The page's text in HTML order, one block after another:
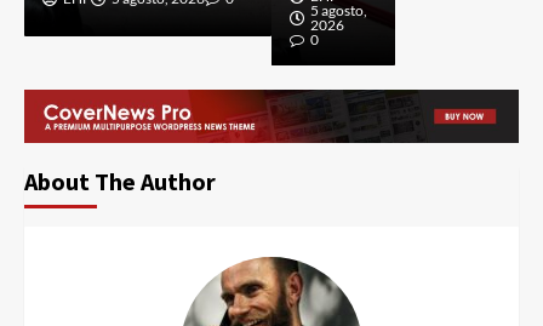
5 agosto,
2026
0
About The Author